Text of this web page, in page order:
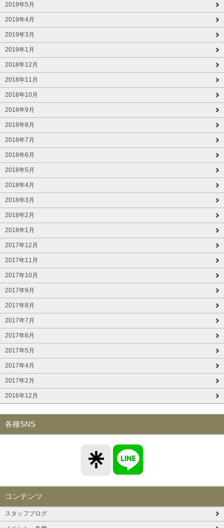
2019年5月
2019年4月
2019年3月
2019年1月
2018年12月
2018年11月
2018年10月
2018年9月
2018年8月
2018年7月
2018年6月
2018年5月
2018年4月
2018年3月
2018年2月
2018年1月
2017年12月
2017年11月
2017年10月
2017年9月
2017年8月
2017年7月
2017年6月
2017年5月
2017年4月
2017年2月
2016年12月
各種SNS
コンテンツ
スタッフブログ